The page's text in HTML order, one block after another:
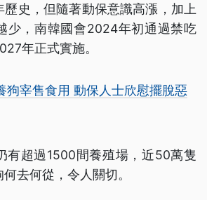
歷史，但隨著動保意識高漲，加上
少，南韓國會2024年初通過禁吃
年正式實施。
狗宰售食用 動保人士欣慰擺脫惡
有超過1500間養殖場，近50萬隻
去何從，令人關切。